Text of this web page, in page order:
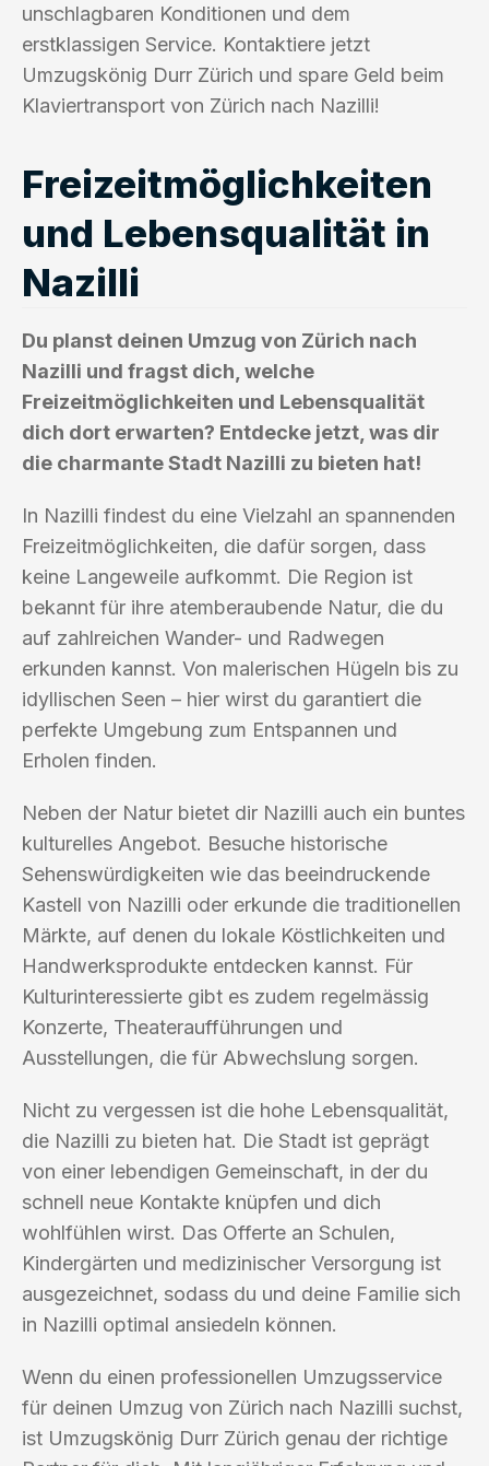
unschlagbaren Konditionen und dem
erstklassigen Service. Kontaktiere jetzt
Umzugskönig Durr Zürich und spare Geld beim
Klaviertransport von Zürich nach Nazilli!
Freizeitmöglichkeiten
und Lebensqualität in
Nazilli
Du planst deinen Umzug von Zürich nach
Nazilli und fragst dich, welche
Freizeitmöglichkeiten und Lebensqualität
dich dort erwarten? Entdecke jetzt, was dir
die charmante Stadt Nazilli zu bieten hat!
In Nazilli findest du eine Vielzahl an spannenden
Freizeitmöglichkeiten, die dafür sorgen, dass
keine Langeweile aufkommt. Die Region ist
bekannt für ihre atemberaubende Natur, die du
auf zahlreichen Wander- und Radwegen
erkunden kannst. Von malerischen Hügeln bis zu
idyllischen Seen – hier wirst du garantiert die
perfekte Umgebung zum Entspannen und
Erholen finden.
Neben der Natur bietet dir Nazilli auch ein buntes
kulturelles Angebot. Besuche historische
Sehenswürdigkeiten wie das beeindruckende
Kastell von Nazilli oder erkunde die traditionellen
Märkte, auf denen du lokale Köstlichkeiten und
Handwerksprodukte entdecken kannst. Für
Kulturinteressierte gibt es zudem regelmässig
Konzerte, Theateraufführungen und
Ausstellungen, die für Abwechslung sorgen.
Nicht zu vergessen ist die hohe Lebensqualität,
die Nazilli zu bieten hat. Die Stadt ist geprägt
von einer lebendigen Gemeinschaft, in der du
schnell neue Kontakte knüpfen und dich
wohlfühlen wirst. Das Offerte an Schulen,
Kindergärten und medizinischer Versorgung ist
ausgezeichnet, sodass du und deine Familie sich
in Nazilli optimal ansiedeln können.
Wenn du einen professionellen Umzugsservice
für deinen Umzug von Zürich nach Nazilli suchst,
ist Umzugskönig Durr Zürich genau der richtige